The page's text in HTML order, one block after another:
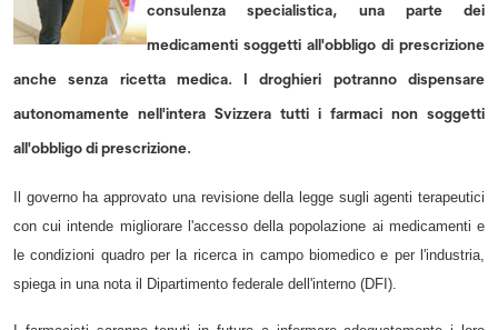
consulenza specialistica, una parte dei
medicamenti soggetti all'obbligo di prescrizione
anche senza ricetta medica. I droghieri potranno dispensare
autonomamente nell'intera Svizzera tutti i farmaci non soggetti
all'obbligo di prescrizione.
Il governo ha approvato una revisione della legge sugli agenti terapeutici
con cui intende migliorare l'accesso della popolazione ai medicamenti e
le condizioni quadro per la ricerca in campo biomedico e per l'industria,
spiega in una nota il Dipartimento federale dell'interno (DFI).